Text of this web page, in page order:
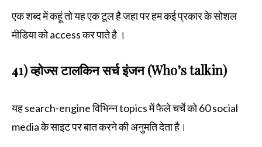
एक शब्द में कहूं तो यह एक टूल है जहा पर हम कई प्रकार के सोशल
मीडिया को access कर पाते है ।
41) व्होज्स टालकिन सर्च इंजन (Who’s talkin)
यह search-engine विभिन्न topics में फैले चर्चे को 60 social
media के साइट पर बात करने की अनुमति देता है।